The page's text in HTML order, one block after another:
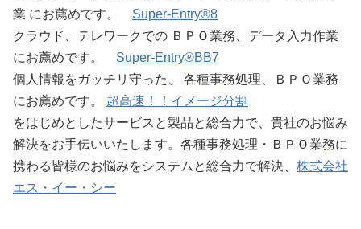
業 にお薦めです。 Super-Entry®8
クラウド、テレワークでの ＢＰＯ業務、データ入力作業
にお薦めです。 Super-Entry®BB7
個人情報をガッチリ守った、 各種事務処理、ＢＰＯ業務
にお薦めです。 超高速！！イメージ分割
をはじめとしたサービスと製品と総合力で、貴社のお悩み
解決をお手伝いいたします。各種事務処理・ＢＰＯ業務に
携わる皆様のお悩みをシステムと総合力で解決、 株式会社
エス・イー・シー